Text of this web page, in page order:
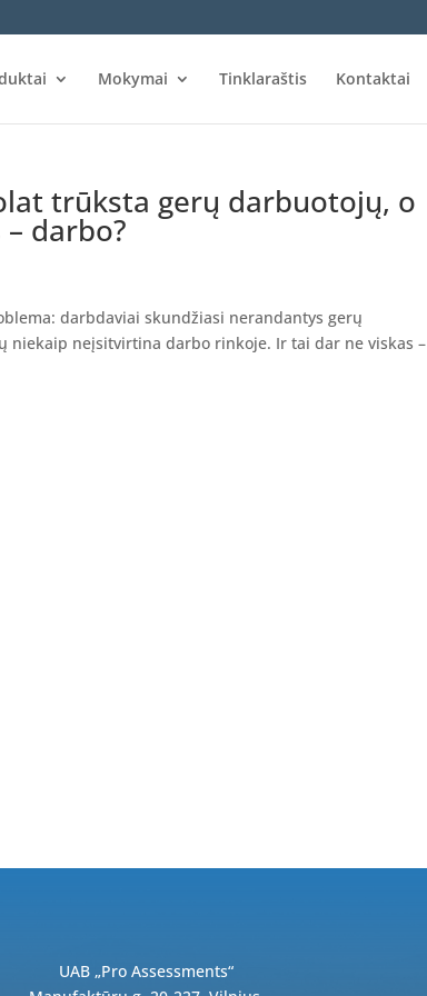
Mokymai Tinklaraštis Kontaktai
trūksta gerų darbuotojų, o
darbo?
darbdaviai skundžiasi nerandantys gerų
neįsitvirtina darbo rinkoje. Ir tai dar ne viskas –
UAB „Pro Assessments“